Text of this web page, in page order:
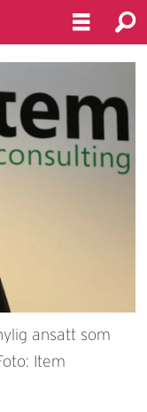
ansatt som
Item